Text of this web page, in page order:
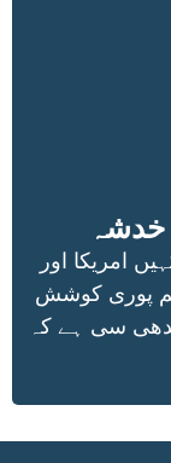
خدشہ
امریکا اور
پوری کوشش
سی ہے کہ